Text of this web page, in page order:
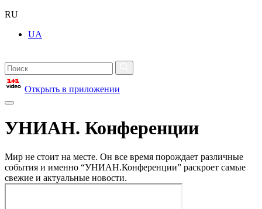
RU
UA
Открыть в приложении
УНИАН. Конференции
Мир не стоит на месте. Он все время порождает различные
события и именно “УНИАН.Конференции” раскроет самые
свежие и актуальные новости.